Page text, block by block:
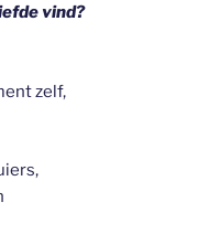
vind?
zelf,